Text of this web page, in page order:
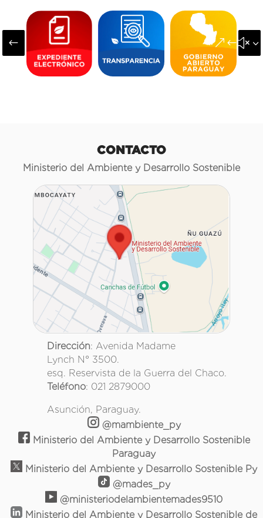
#
CONTACTO
Ministerio del Ambiente y Desarrollo Sostenible
Dirección: Avenida Madame
Lynch N° 3500.
esq. Reservista de la Guerra del Chaco.
Teléfono: 021 2879000
Asunción, Paraguay.
@mambiente_py
Ministerio del Ambiente y Desarrollo Sostenible
Paraguay
Ministerio del Ambiente y Desarrollo Sostenible Py
@mades_py
@ministeriodelambientemades9510
Ministerio del Ambiente y Desarrollo Sostenible de